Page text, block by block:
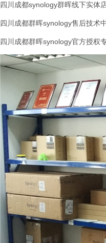
四川成都synology群晖线下实体
四川成都群晖synology售后技术
四川成都群晖synology官方授权